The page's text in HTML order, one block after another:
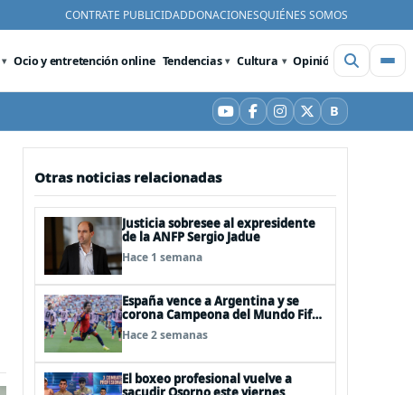
CONTRATE PUBLICIDADDONACIONESQUIÉNES SOMOS
Ocio y entretención online Tendencias Cultura Opinión Videos
YouTube
Facebook
Instagram
X BBluesky
Otras noticias relacionadas
Justicia sobresee al expresidente
de la ANFP Sergio Jadue
Hace 1 semana
España vence a Argentina y se
corona Campeona del Mundo Fifa
2026
Hace 2 semanas
El boxeo profesional vuelve a